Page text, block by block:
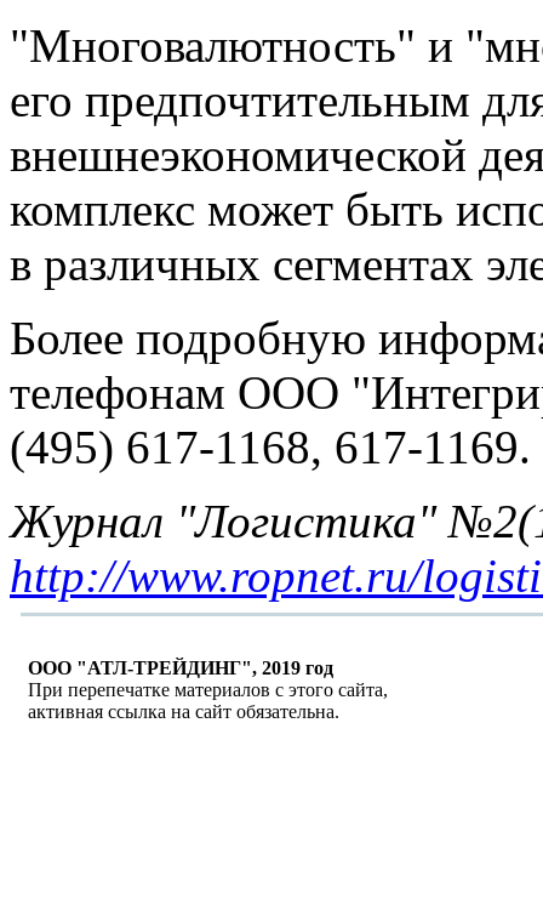
"Многовалютность" и
его предпочтительным
внешнеэкономической
комплекс может быть
в различных сегментах
Более подробную
телефонам ООО
(495) 617-1168, 617-1169.
Журнал "Логистика"
http://www.ropnet.ru/
ООО "АТЛ-ТРЕЙДИНГ", 2019 год
При перепечатке материалов с этого сайта,
активная ссылка на сайт обязательна.